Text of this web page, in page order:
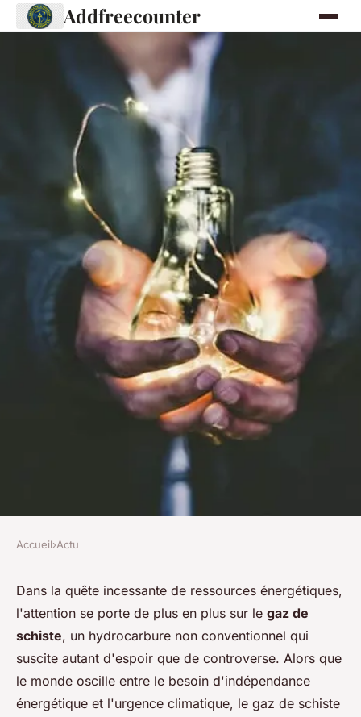
Addfreecounter
Le gaz de schiste: une solution
ou un nouveau problème en
matière d'énergie?
admin•2 janvier 2024•2 min de lecture
Accueil›Actu
Dans la quête incessante de ressources énergétiques,
l'attention se porte de plus en plus sur le gaz de
schiste, un hydrocarbure non conventionnel qui
suscite autant d'espoir que de controverse. Alors que
le monde oscille entre le besoin d'indépendance
énergétique et l'urgence climatique, le gaz de schiste